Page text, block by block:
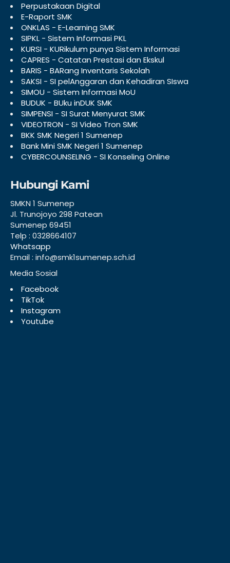
Perpustakaan Digital
E-Raport SMK
ONKLAS - E-Learning SMK
SIPKL - Sistem Informasi PKL
KURSI - KURikulum punya Sistem Informasi
CAPRES - Catatan Prestasi dan Ekskul
BARIS - BARang Inventaris Sekolah
SAKSI - SI pelAnggaran dan Kehadiran SIswa
SIMOU - Sistem Informasi MoU
BUDUK - BUku inDUK SMK
SIMPENSI - SI Surat Menyurat SMK
VIDEOTRON - SI Video Tron SMK
BKK SMK Negeri 1 Sumenep
Bank Mini SMK Negeri 1 Sumenep
CYBERCOUNSELING - SI Konseling Online
Hubungi Kami
SMKN 1 Sumenep
Jl. Trunojoyo 298 Patean
Sumenep 69451
Telp : 0328664107
Whatsapp
Email : info@smk1sumenep.sch.id
Media Sosial
Facebook
TikTok
Instagram
Youtube